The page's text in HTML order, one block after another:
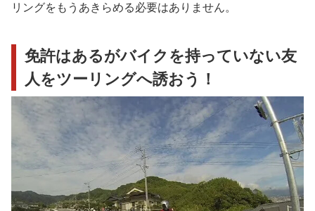
リングをもうあきらめる必要はありません。
免許はあるがバイクを持っていない友
人をツーリングへ誘おう！